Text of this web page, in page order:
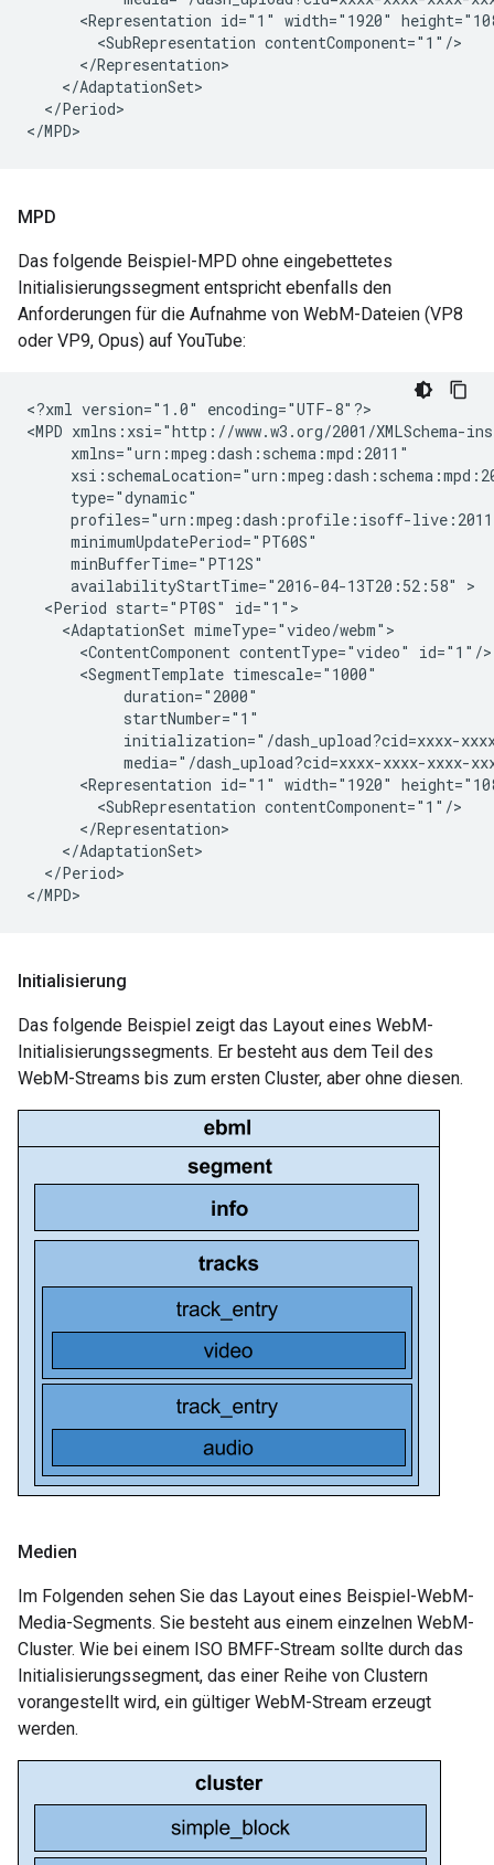
<Representation id="1" width="1920"
<SubRepresentation
</Period>
</MPD>
MPD
Das folgende Beispiel-MPD ohne eingebettetes
Initialisierungssegment entspricht ebenfalls den
Anforderungen für die Aufnahme von WebM-Dateien (VP8
oder VP9, Opus) auf YouTube:
<?xml version="1.0"
encoding="UTF-8"?>
<MPD
type="dynamic"
profiles="urn:mpeg:dash:profile:isoff-
availabilityStartTime="2016-04-13T20:52:58"
<Period start="PT0S"
<AdaptationSet
<ContentComponent contentType="video"
<SegmentTemplate
<Representation id="1" width="1920"
<SubRepresentation
</Period>
</MPD>
Initialisierung
Das folgende Beispiel zeigt das Layout eines WebM-
Initialisierungssegments. Er besteht aus dem Teil des
WebM-Streams bis zum ersten Cluster, aber ohne diesen.
Medien
Im Folgenden sehen Sie das Layout eines Beispiel-WebM-
Media-Segments. Sie besteht aus einem einzelnen WebM-
Cluster. Wie bei einem ISO BMFF-Stream sollte durch das
Initialisierungssegment, das einer Reihe von Clustern
vorangestellt wird, ein gültiger WebM-Stream erzeugt
werden.